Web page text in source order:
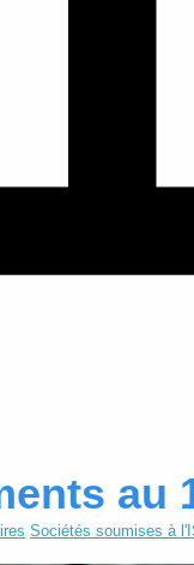
au
Sociétés soumises à